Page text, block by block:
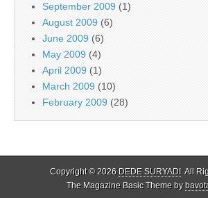
September 2009 (1)
August 2009 (6)
June 2009 (6)
May 2009 (4)
April 2009 (1)
March 2009 (10)
February 2009 (28)
Copyright © 2026 DEDE SURYADI. All
The Magazine Basic Theme by